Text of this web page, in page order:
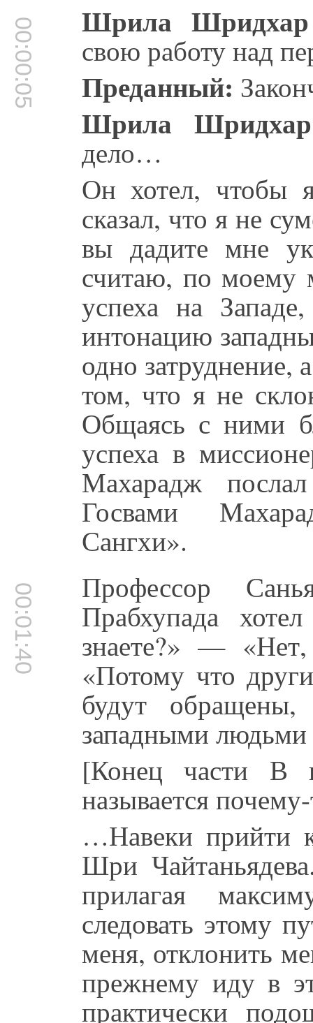
00:00:05 Шрила
свою работу над
Преданный:
Шрила
дело…
Он хотел, чтобы
сказал, что я не
вы дадите мне
считаю, по моему
успеха на
интонацию
одно затруднение,
том, что я не
Общаясь с ними
успеха в
Махарадж
Госвами
Сангхи».
00:01:40 Профессор
Прабхупада
знаете?» —
«Потому что
будут
западными людьми
[Конец части
называется
…Навеки прийти
Шри
прилагая
следовать этому
меня, отклонить
прежнему иду в
практически